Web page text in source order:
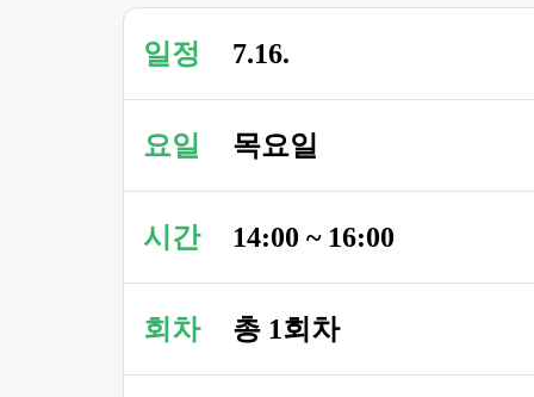
일정 7.16.
요일 목요일
시간 14:00 ~ 16:00
회차 총 1회차